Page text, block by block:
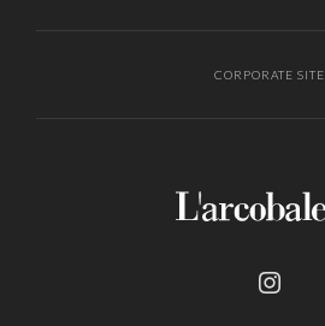
CORPORATE SITE